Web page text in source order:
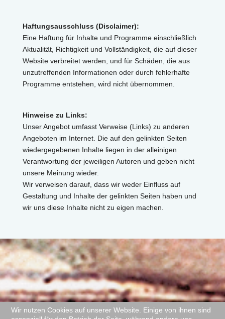
Haftungsausschluss (Disclaimer):
Eine Haftung für Inhalte und Programme einschließlich
Aktualität, Richtigkeit und Vollständigkeit, die auf dieser
Website verbreitet werden, und für Schäden, die aus
unzutreffenden Informationen oder durch fehlerhafte
Programme entstehen, wird nicht übernommen.
Hinweise zu Links:
Unser Angebot umfasst Verweise (Links) zu anderen
Angeboten im Internet. Die auf den gelinkten Seiten
wiedergegebenen Inhalte liegen in der alleinigen
Verantwortung der jeweiligen Autoren und geben nicht
unsere Meinung wieder.
Wir verweisen darauf, dass wir weder Einfluss auf
Gestaltung und Inhalte der gelinkten Seiten haben und
wir uns diese Inhalte nicht zu eigen machen.
Wir nutzen Cookies auf unserer Website. Einige von ihnen sind